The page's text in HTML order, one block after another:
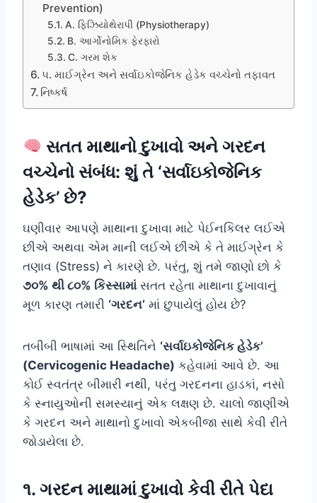
Prevention)
A. ફિઝિયોથેરાપી (Physiotherapy)
B. આર્ગોનોમિક ફેરફારો
C. ગરમ શેક
૫. માઈગ્રેન અને સર્વાઇકોજેનિક હેડેક વચ્ચેનો તફાવત
નિષ્કર્ષ
સતત માથાનો દુખાવો અને ગરદન
વચ્ચેનો સંબંધ: શું તે ‘સર્વાઇકોજેનિક
હેડેક’ છે?
ઘણીવાર આપણે માથાના દુખાવા માટે પેઈનકિલર લઈએ
છીએ અથવા એમ માની લઈએ છીએ કે તે માઈગ્રેન કે
તણાવ (Stress) ને કારણે છે. પરંતુ, શું તમે જાણો છો કે
૭૦% થી ૮૦% કિસ્સામાંસતત રહેતા માથાના દુખાવાનું
મૂળ કારણ તમારી ‘ગરદન’ માં છુપાયેલું હોય છે?
તબીબી ભાષામાં આ સ્થિતિને ‘સર્વાઇકોજેનિક હેડેક’
(Cervicogenic Headache) કહેવામાં આવે છે. આ
કોઈ સ્વતંત્ર બીમારી નથી, પરંતુ ગરદનના હાડકાં, નસો
કે સ્નાયુઓની સમસ્યાનું એક લક્ષણ છે. ચાલો જાણીએ
કે ગરદન અને માથાનો દુખાવો એકબીજા સાથે કેવી રીતે
જોડાયેલા છે.
૧. ગરદન માથામાં દુખાવો કેવી રીતે પેદા